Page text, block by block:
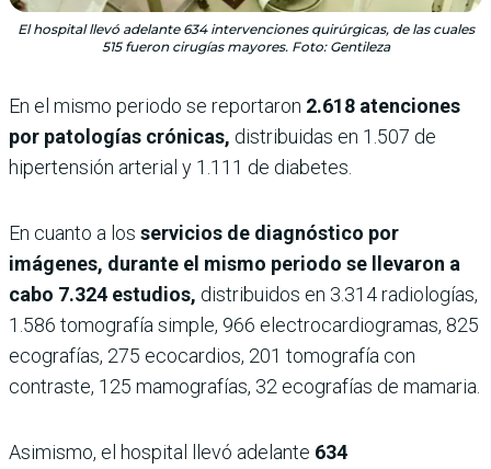
El hospital llevó adelante 634 intervenciones quirúrgicas, de las cuales
515 fueron cirugías mayores. Foto: Gentileza
En el mismo periodo se reportaron 2.618 atenciones
por patologías crónicas, distribuidas en 1.507 de
hipertensión arterial y 1.111 de diabetes.
En cuanto a los servicios de diagnóstico por
imágenes, durante el mismo periodo se llevaron a
cabo 7.324 estudios, distribuidos en 3.314 radiologías,
1.586 tomografía simple, 966 electrocardiogramas, 825
ecografías, 275 ecocardios, 201 tomografía con
contraste, 125 mamografías, 32 ecografías de mamaria.
Asimismo, el hospital llevó adelante 634